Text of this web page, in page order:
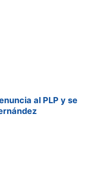
al PLP y se